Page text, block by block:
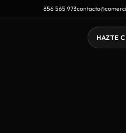
856 565 973
HAZTE